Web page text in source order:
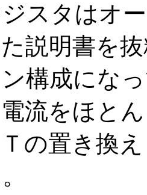
スタはオ
説明書を
構成にな
流をほと
の置き換